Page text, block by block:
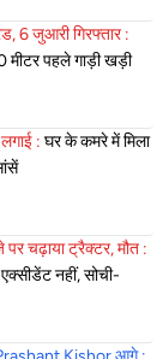
6 जुआरी गिरफ्तार :
पहले गाड़ी खड़ी
: घर के कमरे में मिला
चढ़ाया ट्रैक्टर, मौत :
नहीं, सोची-